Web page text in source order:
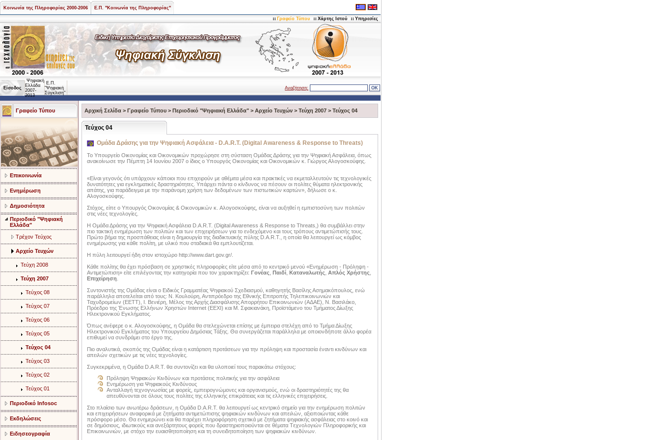
Κοινωνία της Πληροφορίας 2000-2006 Ε.Π. "Κοινωνία της Πληροφορίας"
Γραφείο Τύπου Χάρτης Ιστού Υπηρεσίες
Είσοδος
Ψηφιακή
Ελλάδα
2007-
2013
Ε.Π.
"Ψηφιακή
Σύγκλιση"
Αναζήτηση:
Γραφείο Τύπου
Επικοινωνία
Ενημέρωση
Δημοσιότητα
Περιοδικό "Ψηφιακή
Ελλάδα"
Τρέχον Τεύχος
Αρχείο Τευχών
Τεύχη 2008
Τεύχη 2007
Τεύχος 08
Τεύχος 07
Τεύχος 06
Τεύχος 05
Τεύχος 04
Τεύχος 03
Τεύχος 02
Τεύχος 01
Περιοδικό Infosoc
Εκδηλώσεις
Ειδησεογραφία
Αρχική Σελίδα > Γραφείο Τύπου > Περιοδικό "Ψηφιακή Ελλάδα" > Αρχείο Τευχών > Τεύχη 2007 > Τεύχος 04
Τεύχος 04
Ομάδα Δράσης για την Ψηφιακή Ασφάλεια - D.A.R.T. (Digital Awareness & Response to Threats)
Το Υπουργείο Οικονομίας και Οικονομικών προχώρησε στη σύσταση Ομάδας Δράσης για την Ψηφιακή Ασφάλεια, όπως
ανακοίνωσε την Πέμπτη 14 Ιουνίου 2007 ο ίδιος ο Υπουργός Οικονομίας και Οικονομικών κ. Γιώργος Αλογοσκούφης.
«Είναι γεγονός ότι υπάρχουν κάποιοι που επιχειρούν με αθέμιτα μέσα και πρακτικές να εκμεταλλευτούν τις τεχνολογικές
δυνατότητες για εγκληματικές δραστηριότητες. Υπάρχει πάντα ο κίνδυνος να πέσουν οι πολίτες θύματα ηλεκτρονικής
απάτης, για παράδειγμα με την παράνομη χρήση των δεδομένων των πιστωτικών καρτών», δήλωσε ο κ.
Αλογοσκούφης.
Στόχος, είπε ο Υπουργός Οικονομίας & Oικονομικών κ. Aλογοσκούφης, είναι να αυξηθεί η εμπιστοσύνη των πολιτών
στις νέες τεχνολογίες.
Η Ομάδα Δράσης για την Ψηφιακή Ασφάλεια D.A.R.T. (Digital Awareness & Response to Threats,) θα συμβάλλει στην
πιο τακτική ενημέρωση των πολιτών και των επιχειρήσεων για το ενδεχόμενο και τους τρόπους αντιμετώπισής τους.
Πρώτο βήμα της προσπάθειας είναι η δημιουργία της διαδικτυακής πύλης D.A.R.T., η οποία θα λειτουργεί ως κόμβος
ενημέρωσης για κάθε πολίτη, με υλικό που σταδιακά θα εμπλουτίζεται.
Η πύλη λειτουργεί ήδη στον ιστοχώρο http://www.dart.gov.gr/.
Κάθε πολίτης θα έχει πρόσβαση σε χρηστικές πληροφορίες είτε μέσα από το κεντρικό μενού «Ενημέρωση - Πρόληψη -
Αντιμετώπιση» είτε επιλέγοντας την κατηγορία που τον χαρακτηρίζει: Γονέας Παιδί Καταναλωτής Απλός Χρήστης
Επιχείρηση
Συντονιστής της Ομάδας είναι ο Ειδικός Γραμματέας Ψηφιακού Σχεδιασμού, καθηγητής Βασίλης Ασημακόπουλος, ενώ
παράλληλα αποτελείται από τους: Ν. Κουλούρη, Αντιπρόεδρο της Εθνικής Επιτροπής Τηλεπικοινωνιών και
Ταχυδρομείων (ΕΕΤΤ), Ι. Βενιέρη, Μέλος της Αρχής Διασφάλισης Απορρήτου Επικοινωνιών (ΑΔΑΕ), Ν. Βασιλάκο,
Πρόεδρο της Ένωσης Ελλήνων Χρηστών Internet (ΕΕΧΙ) και Μ. Σφακιανάκη, Προϊστάμενο του Τμήματος Δίωξης
Ηλεκτρονικού Εγκλήματος.
Όπως ανέφερε ο κ. Αλογοσκούφης, η Ομάδα θα στελεχώνεται επίσης με έμπειρα στελέχη από το Τμήμα Δίωξης
Ηλεκτρονικού Εγκλήματος του Υπουργείου Δημόσιας Τάξης. Θα συνεργάζεται παράλληλα με οποιονδήποτε άλλο φορέα
επιθυμεί να συνδράμει στο έργο της.
Πιο αναλυτικά, σκοπός της Ομάδας είναι η κατάρτιση προτάσεων για την πρόληψη και προστασία έναντι κινδύνων και
απειλών σχετικών με τις νέες τεχνολογίες.
Συγκεκριμένα, η Ομάδα D.A.R.T. θα συντονίζει και θα υλοποιεί τους παρακάτω στόχους:
Πρόληψη Ψηφιακών Κινδύνων και προτάσεις πολιτικής για την ασφάλεια
Ενημέρωση για Ψηφιακούς Κινδύνους
Ανταλλαγή τεχνογνωσίας με φορείς, εμπειρογνώμονες και οργανισμούς, ενώ οι δραστηριότητές της θα
απευθύνονται σε όλους τους πολίτες της ελληνικής επικράτειας και τις ελληνικές επιχειρήσεις.
Στο πλαίσιο των ανωτέρω δράσεων, η Ομάδα D.A.R.T. θα λειτουργεί ως κεντρικό σημείο για την ενημέρωση πολιτών
και επιχειρήσεων αναφορικά με ζητήματα αντιμετώπισης ψηφιακών κινδύνων και απειλών, αξιοποιώντας κάθε
πρόσφορο μέσο. Θα ενημερώνει και θα παρέχει πληροφόρηση σχετικά με ζητήματα ψηφιακής ασφάλειας στο κοινό και
σε δημόσιους, ιδιωτικούς και ανεξάρτητους φορείς που δραστηριοποιούνται σε θέματα Tεχνολογιών Πληροφορικής και
Eπικοινωνιών, με στόχο την ευαισθητοποίηση και τη συνειδητοποίηση των ψηφιακών κινδύνων.